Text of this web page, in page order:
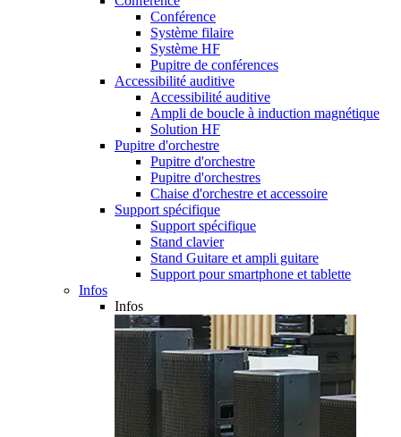
Conférence
Système filaire
Système HF
Pupitre de conférences
Accessibilité auditive
Accessibilité auditive
Ampli de boucle à induction magnétique
Solution HF
Pupitre d'orchestre
Pupitre d'orchestre
Pupitre d'orchestres
Chaise d'orchestre et accessoire
Support spécifique
Support spécifique
Stand clavier
Stand Guitare et ampli guitare
Support pour smartphone et tablette
Infos
Infos